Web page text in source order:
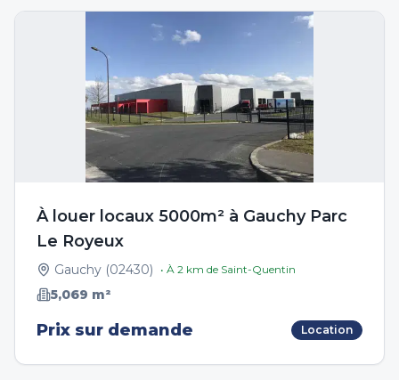
À louer locaux 5000m² à Gauchy Parc
Le Royeux
Gauchy (02430) • À 2 km de Saint-Quentin
5,069 m²
Prix sur demande Location